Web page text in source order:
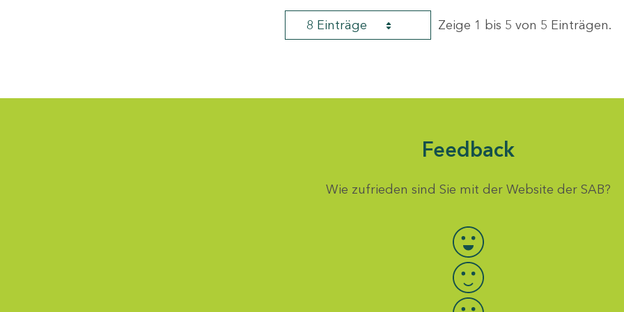
8 Einträge Zeige 1 bis 5 von 5 Einträgen.
Feedback
Wie zufrieden sind Sie mit der Website der SAB?
Bewertung auswählen